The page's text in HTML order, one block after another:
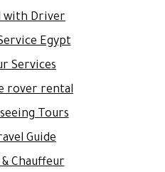
with Driver
Egypt
Services
rover rental
Tours
Guide
Chauffeur